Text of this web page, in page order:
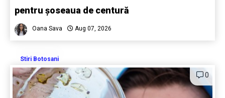
pentru șoseaua de centură
Oana Sava Aug 07, 2026
Stiri Botosani
0